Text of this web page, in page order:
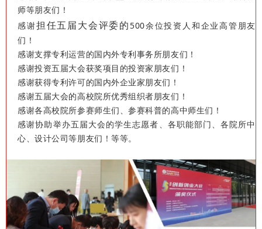
师等朋友们！
感谢担任五届大会评委的 500余位投资人和企业高管朋友
们！
感谢支撑专利运营的国内外专利事务所朋友们！
感谢投资五届大会获奖项目的投资家朋友们！
感谢获得专利许可的国内外企业家朋友们！
感谢五届大会的高校院所优秀组织者朋友们！
感谢各高校院所参赛师生们、参赛科普的高中师生们！
感谢协助举办五届大会的学生志愿者、各职能部门、各院所中
心、设计公司等朋友们！等等。